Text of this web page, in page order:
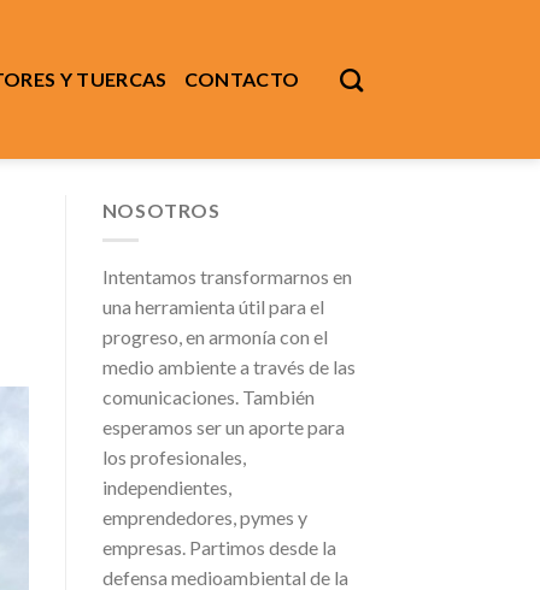
Y TUERCAS CONTACTO
NOSOTROS
Intentamos transformarnos en
una herramienta útil para el
progreso, en armonía con el
medio ambiente a través de las
comunicaciones. También
esperamos ser un aporte para
los profesionales,
independientes,
emprendedores, pymes y
empresas. Partimos desde la
defensa medioambiental de la